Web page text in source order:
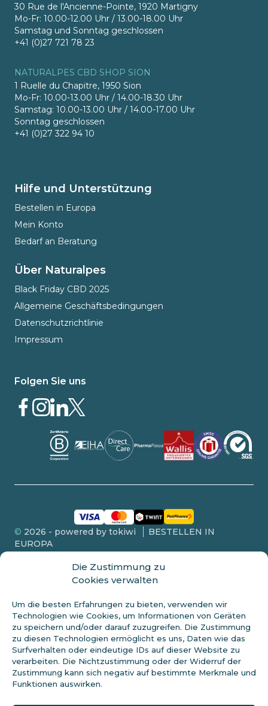
Die Zustimmung zu
Cookies verwalten
Um die besten Erfahrungen zu bieten, verwenden wir
Technologien wie Cookies, um Informationen von Geräten
zu speichern und/oder darauf zuzugreifen. Die Zustimmung
zu diesen Technologien ermöglicht es uns, Daten wie das
Surfverhalten oder eindeutige IDs auf dieser Website zu
verarbeiten. Die Nichtzustimmung oder der Widerruf der
Zustimmung kann sich negativ auf bestimmte Merkmale und
Funktionen auswirken.
30 Rue de l'Ancienne-Pointe, 1920 Martigny
Mo-Fr: 10.00-12.00 Uhr / 13.00-18.00 Uhr
Samstag und Sonntag geschlossen
+41 (0)27 721 78 23
NATURALPES CBD SHOP SION
1 Ruelle du Chapitre, 1950 Sion
Mo-Fr: 10.00-13.00 Uhr / 14.00-18.30 Uhr
Samstag: 10.00-13.00 Uhr / 14.00-17.00 Uhr
Sonntag geschlossen
+41 (0)27 322 94 10
Hilfe und Unterstützung
Bestellen in Europa
Mein Konto
Bedarf an Beratung
Über Naturalpes
Black Friday CBD 2025
Allgemeine Geschäftsbedingungen
Datenschutzrichtlinie
Impressum
Folgen Sie uns
© 2026 - powered by tokiwi
BESTELLEN IN
EUROPA
FDA-OFFENLEGUNG
Dieses Produkt wird nicht an Personen unter 18 Jahren verkauft.
Diese Aussagen wurden nicht von der FDA bewertet und sind
nicht dazu bestimmt, eine Krankheit zu diagnostizieren, zu
behandeln oder zu heilen. Erkundigen Sie sich immer bei Ihrem
Arzt, bevor Sie eine neue Diät beginnen. Cannabidiol (CBD) ist ein
natürlicher Bestandteil der Hanfpflanze. Dieses Produkt sollte nur
wie auf dem Etikett angegeben verwendet werden. Vor der